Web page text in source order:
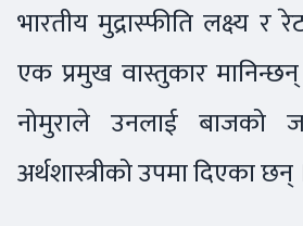
भारतीय मुद्रास्फीति लक्ष्य र
एक प्रमुख वास्तुकार
नोमुराले उनलाई बाजको
अर्थशास्त्रीको उपमा दिएका छन्